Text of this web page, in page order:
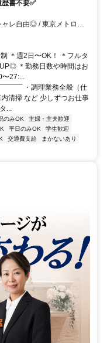
書不要✅
レ自由◎ / 東京メトロ千
徒歩3分、小田急線
、東京メトロ千代田線
＊週2日〜OK！ ＊フルタ
＊勤務日数や時間はお
〜27:...
・調理業務全般（仕
清掃 など 少しずつお仕事
...
のみOK
主婦・主夫歓迎
平日のみOK
学生歓迎
交通費支給
まかないあり